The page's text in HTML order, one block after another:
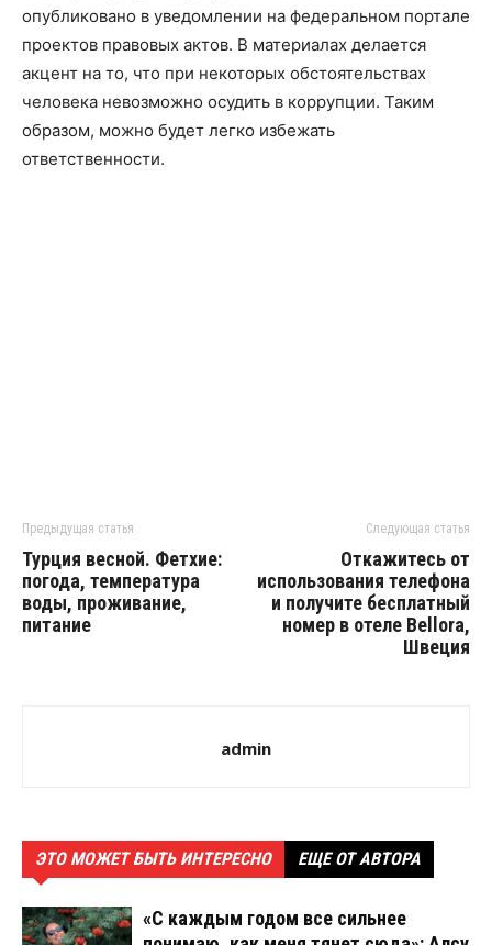
опубликовано в уведомлении на федеральном портале
проектов правовых актов. В материалах делается
акцент на то, что при некоторых обстоятельствах
человека невозможно осудить в коррупции. Таким
образом, можно будет легко избежать
ответственности.
Предыдущая статья
Турция весной. Фетхие:
погода, температура
воды, проживание,
питание
Следующая статья
Откажитесь от
использования телефона
и получите бесплатный
номер в отеле Bellora,
Швеция
admin
ЭТО МОЖЕТ БЫТЬ ИНТЕРЕСНО ЕЩЕ ОТ АВТОРА
«С каждым годом все сильнее